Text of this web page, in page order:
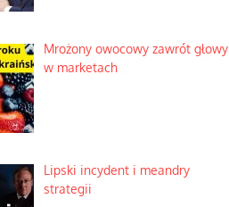
Mrożony owocowy zawrót głowy
w marketach
Lipski incydent i meandry
strategii